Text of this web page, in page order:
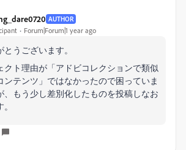
AUTHOR
Forum|Forum|1 year ago
とうございます。
クト理由が「アドビコレクションで類似
ンテンツ 」ではなかったので困っていま
、もう少し差別化したものを投稿しなお